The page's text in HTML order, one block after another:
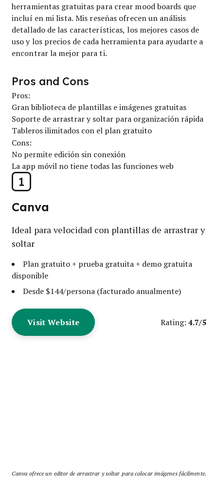
herramientas gratuitas para crear mood boards que
incluí en mi lista. Mis reseñas ofrecen un análisis
detallado de las características, los mejores casos de
uso y los precios de cada herramienta para ayudarte a
encontrar la mejor para ti.
1
Canva
Ideal para velocidad con plantillas de arrastrar y
soltar
Plan gratuito + prueba gratuita + demo gratuita
disponible
Desde $144/persona (facturado anualmente)
Visit Website Rating: 4.7/5
Canva ofrece un editor de arrastrar y soltar para colocar imágenes fácilmente.
Pros and Cons
Pros:
Gran biblioteca de plantillas e imágenes gratuitas
Soporte de arrastrar y soltar para organización rápida
Tableros ilimitados con el plan gratuito
Cons:
No permite edición sin conexión
La app móvil no tiene todas las funciones web